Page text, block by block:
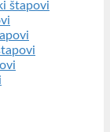
štapovi